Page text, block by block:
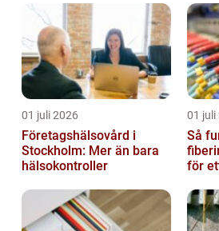
01 juli 2026
Företagshälsovård i
Stockholm: Mer än bara
hälsokontroller
01 juli
Så
för